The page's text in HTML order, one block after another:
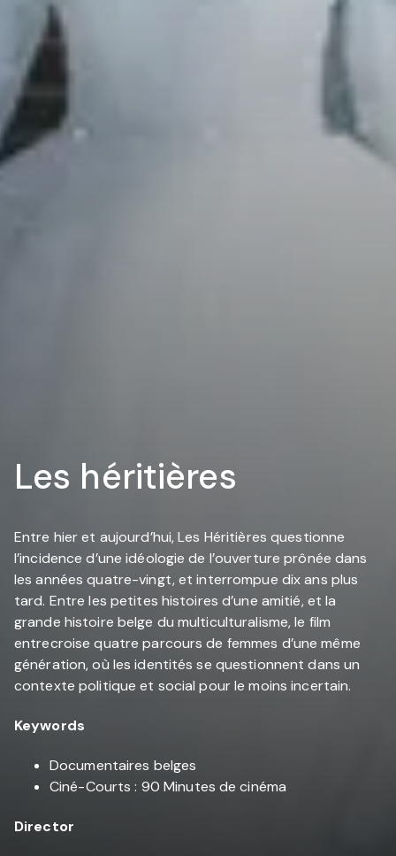
Les héritières
Entre hier et aujourd’hui, Les Héritières questionne
l’incidence d’une idéologie de l’ouverture prônée dans
les années quatre-vingt, et interrompue dix ans plus
tard. Entre les petites histoires d’une amitié, et la
grande histoire belge du multiculturalisme, le film
entrecroise quatre parcours de femmes d’une même
génération, où les identités se questionnent dans un
contexte politique et social pour le moins incertain.
Keywords
Documentaires belges
Ciné-Courts : 90 Minutes de cinéma
Director